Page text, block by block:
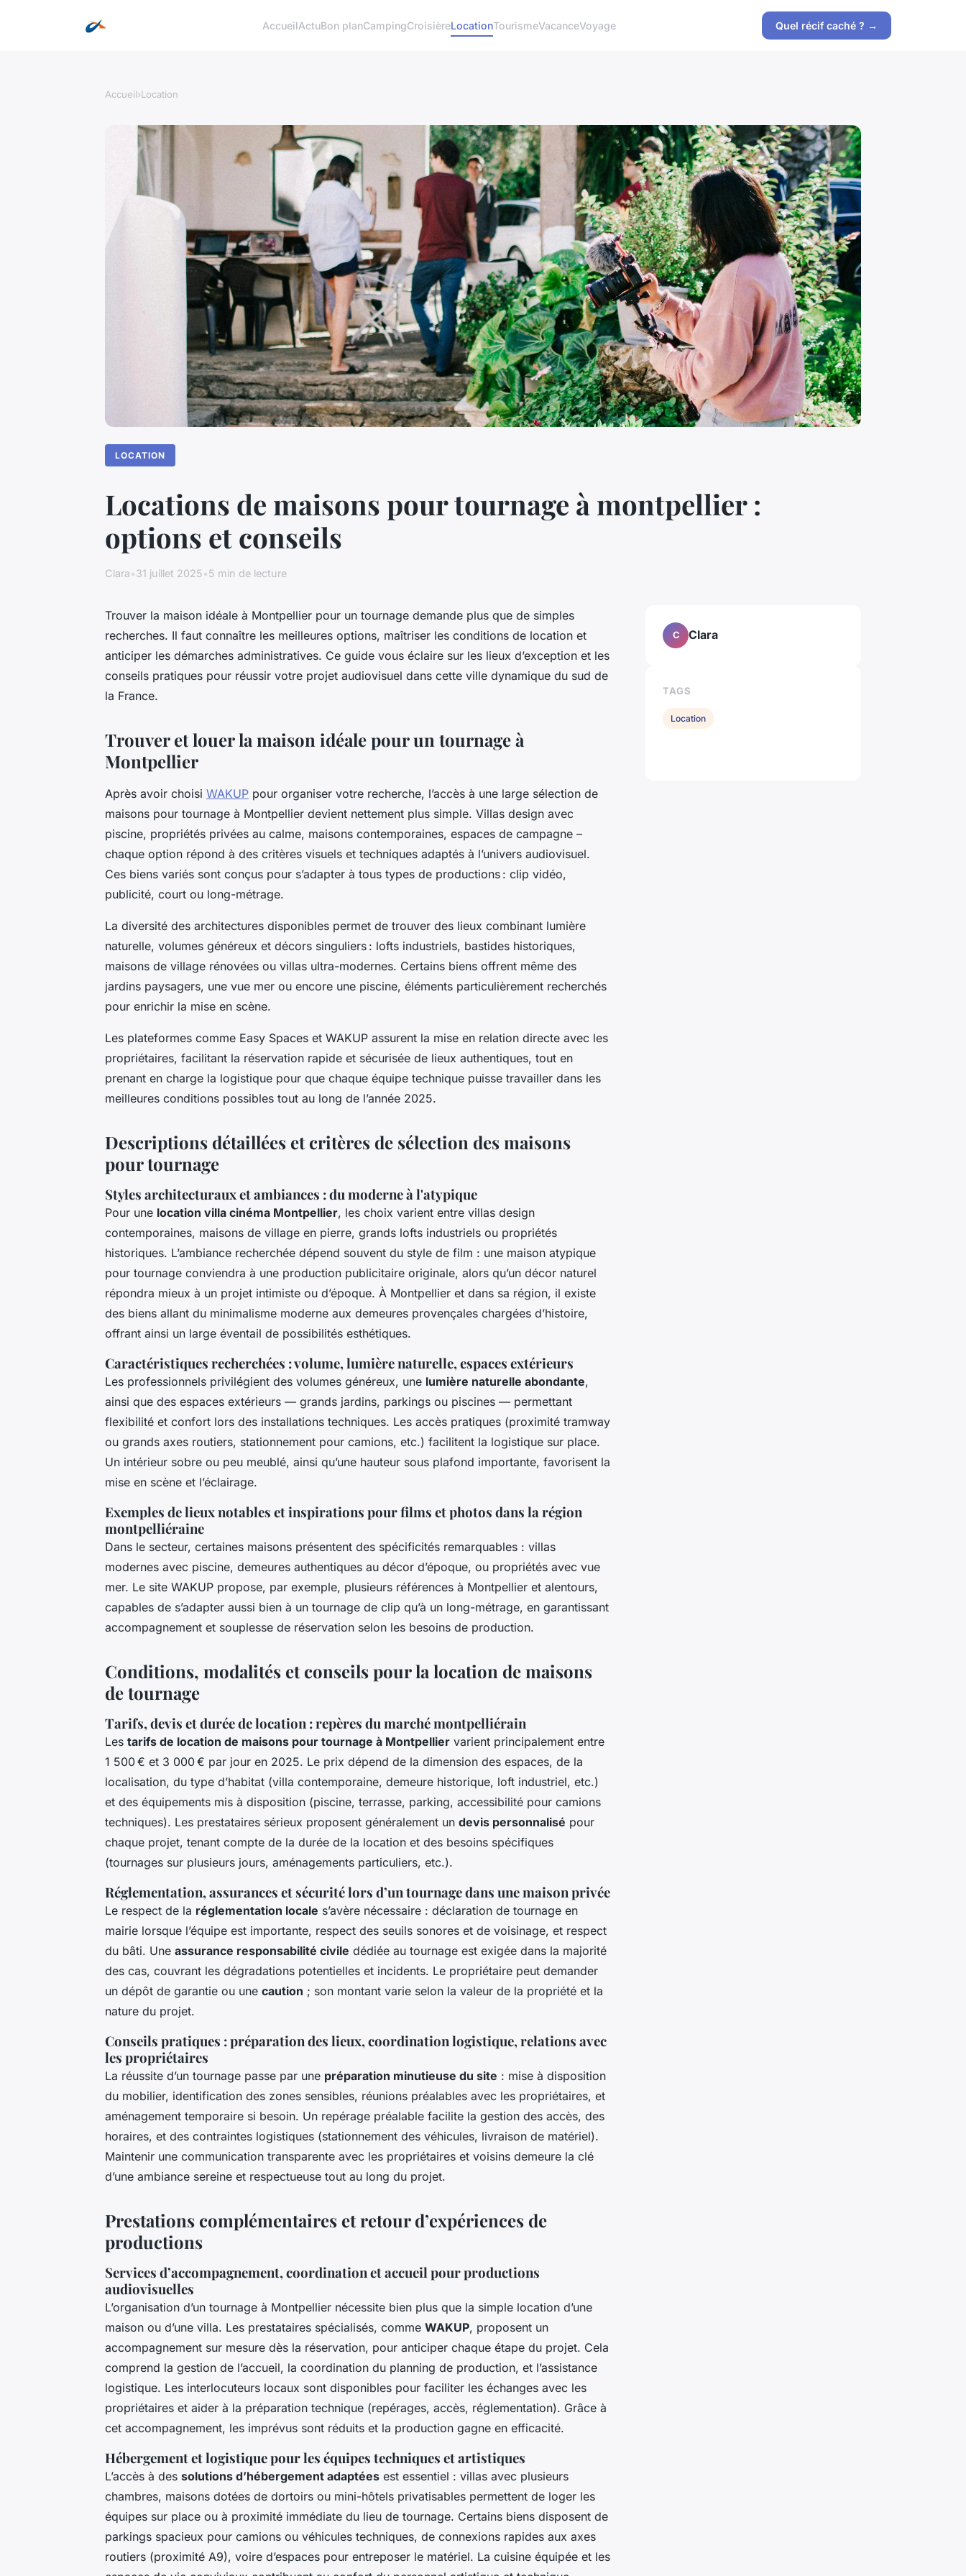
AccueilActuBon planCampingCroisièreLocationTourismeVacanceVoyage Quel récif caché ? →
Accueil›Location
LOCATION
Locations de maisons pour tournage à montpellier :
options et conseils
Clara•31 juillet 2025•5 min de lecture
Trouver la maison idéale à Montpellier pour un tournage demande plus que de simples
recherches. Il faut connaître les meilleures options, maîtriser les conditions de location et
anticiper les démarches administratives. Ce guide vous éclaire sur les lieux d’exception et les
conseils pratiques pour réussir votre projet audiovisuel dans cette ville dynamique du sud de
la France.
Trouver et louer la maison idéale pour un tournage à
Montpellier
Après avoir choisi WAKUP pour organiser votre recherche, l’accès à une large sélection de
maisons pour tournage à Montpellier devient nettement plus simple. Villas design avec
piscine, propriétés privées au calme, maisons contemporaines, espaces de campagne –
chaque option répond à des critères visuels et techniques adaptés à l’univers audiovisuel.
Ces biens variés sont conçus pour s’adapter à tous types de productions : clip vidéo,
publicité, court ou long-métrage.
La diversité des architectures disponibles permet de trouver des lieux combinant lumière
naturelle, volumes généreux et décors singuliers : lofts industriels, bastides historiques,
maisons de village rénovées ou villas ultra-modernes. Certains biens offrent même des
jardins paysagers, une vue mer ou encore une piscine, éléments particulièrement recherchés
pour enrichir la mise en scène.
Les plateformes comme Easy Spaces et WAKUP assurent la mise en relation directe avec les
propriétaires, facilitant la réservation rapide et sécurisée de lieux authentiques, tout en
prenant en charge la logistique pour que chaque équipe technique puisse travailler dans les
meilleures conditions possibles tout au long de l’année 2025.
Descriptions détaillées et critères de sélection des maisons
pour tournage
Styles architecturaux et ambiances : du moderne à l'atypique
Pour une location villa cinéma Montpellier, les choix varient entre villas design
contemporaines, maisons de village en pierre, grands lofts industriels ou propriétés
historiques. L’ambiance recherchée dépend souvent du style de film : une maison atypique
pour tournage conviendra à une production publicitaire originale, alors qu’un décor naturel
répondra mieux à un projet intimiste ou d’époque. À Montpellier et dans sa région, il existe
des biens allant du minimalisme moderne aux demeures provençales chargées d’histoire,
offrant ainsi un large éventail de possibilités esthétiques.
Caractéristiques recherchées : volume, lumière naturelle, espaces extérieurs
Les professionnels privilégient des volumes généreux, une lumière naturelle abondante,
ainsi que des espaces extérieurs — grands jardins, parkings ou piscines — permettant
flexibilité et confort lors des installations techniques. Les accès pratiques (proximité tramway
ou grands axes routiers, stationnement pour camions, etc.) facilitent la logistique sur place.
Un intérieur sobre ou peu meublé, ainsi qu’une hauteur sous plafond importante, favorisent la
mise en scène et l’éclairage.
Exemples de lieux notables et inspirations pour films et photos dans la région
montpelliéraine
Dans le secteur, certaines maisons présentent des spécificités remarquables : villas
modernes avec piscine, demeures authentiques au décor d’époque, ou propriétés avec vue
mer. Le site WAKUP propose, par exemple, plusieurs références à Montpellier et alentours,
capables de s’adapter aussi bien à un tournage de clip qu’à un long-métrage, en garantissant
accompagnement et souplesse de réservation selon les besoins de production.
Conditions, modalités et conseils pour la location de maisons
de tournage
Tarifs, devis et durée de location : repères du marché montpelliérain
Les tarifs de location de maisons pour tournage à Montpellier varient principalement entre
1 500 € et 3 000 € par jour en 2025. Le prix dépend de la dimension des espaces, de la
localisation, du type d’habitat (villa contemporaine, demeure historique, loft industriel, etc.)
et des équipements mis à disposition (piscine, terrasse, parking, accessibilité pour camions
techniques). Les prestataires sérieux proposent généralement un devis personnalisé pour
chaque projet, tenant compte de la durée de la location et des besoins spécifiques
(tournages sur plusieurs jours, aménagements particuliers, etc.).
Réglementation, assurances et sécurité lors d’un tournage dans une maison privée
Le respect de la réglementation locale s’avère nécessaire : déclaration de tournage en
mairie lorsque l’équipe est importante, respect des seuils sonores et de voisinage, et respect
du bâti. Une assurance responsabilité civile dédiée au tournage est exigée dans la majorité
des cas, couvrant les dégradations potentielles et incidents. Le propriétaire peut demander
un dépôt de garantie ou une caution ; son montant varie selon la valeur de la propriété et la
nature du projet.
Conseils pratiques : préparation des lieux, coordination logistique, relations avec
les propriétaires
La réussite d’un tournage passe par une préparation minutieuse du site : mise à disposition
du mobilier, identification des zones sensibles, réunions préalables avec les propriétaires, et
aménagement temporaire si besoin. Un repérage préalable facilite la gestion des accès, des
horaires, et des contraintes logistiques (stationnement des véhicules, livraison de matériel).
Maintenir une communication transparente avec les propriétaires et voisins demeure la clé
d’une ambiance sereine et respectueuse tout au long du projet.
Prestations complémentaires et retour d’expériences de
productions
Services d’accompagnement, coordination et accueil pour productions
audiovisuelles
L’organisation d’un tournage à Montpellier nécessite bien plus que la simple location d’une
maison ou d’une villa. Les prestataires spécialisés, comme WAKUP, proposent un
accompagnement sur mesure dès la réservation, pour anticiper chaque étape du projet. Cela
comprend la gestion de l’accueil, la coordination du planning de production, et l’assistance
logistique. Les interlocuteurs locaux sont disponibles pour faciliter les échanges avec les
propriétaires et aider à la préparation technique (repérages, accès, réglementation). Grâce à
cet accompagnement, les imprévus sont réduits et la production gagne en efficacité.
Hébergement et logistique pour les équipes techniques et artistiques
L’accès à des solutions d’hébergement adaptées est essentiel : villas avec plusieurs
chambres, maisons dotées de dortoirs ou mini-hôtels privatisables permettent de loger les
équipes sur place ou à proximité immédiate du lieu de tournage. Certains biens disposent de
parkings spacieux pour camions ou véhicules techniques, de connexions rapides aux axes
routiers (proximité A9), voire d’espaces pour entreposer le matériel. La cuisine équipée et les
C Clara
TAGS
Location